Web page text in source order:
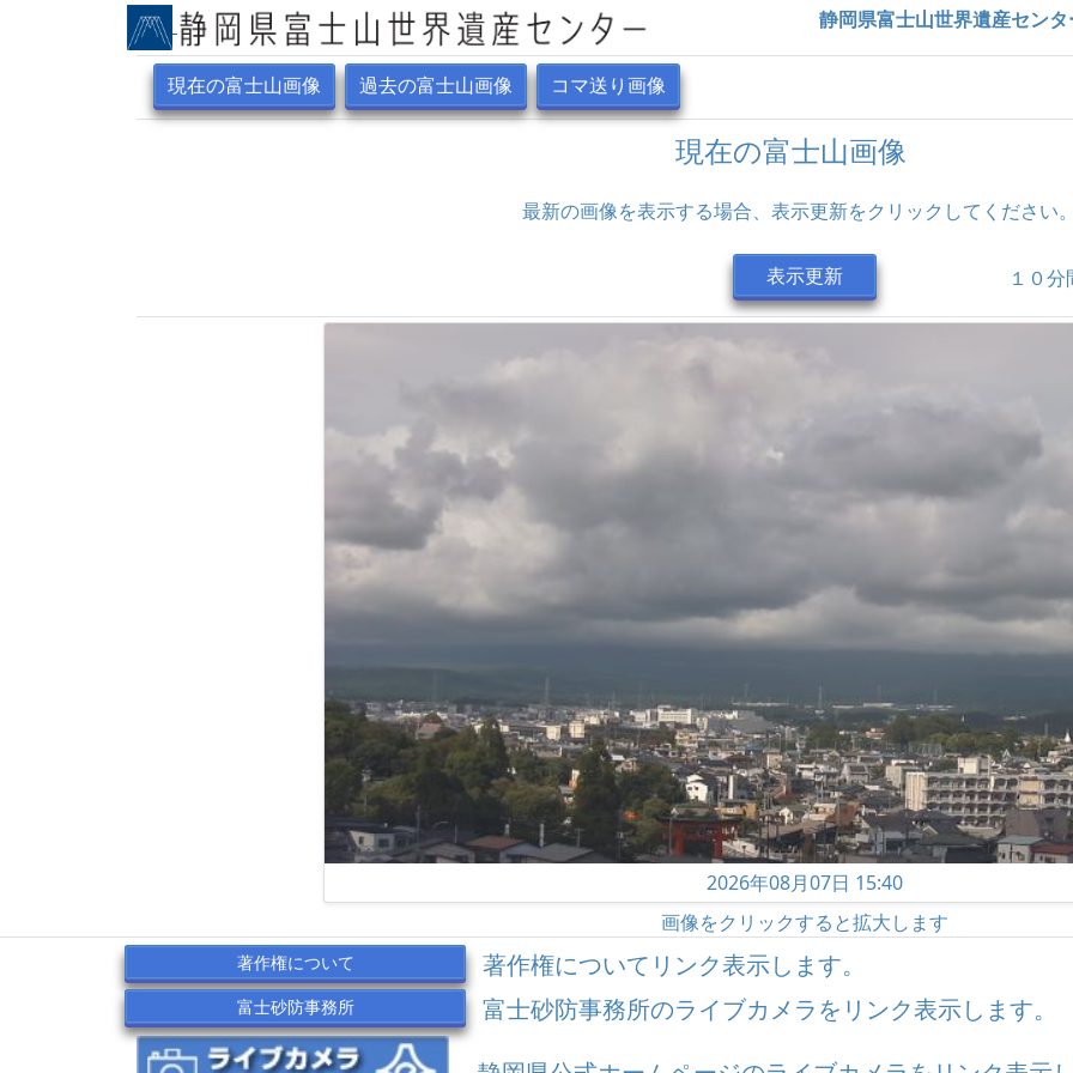
静岡県富士山世界遺産セン
現在の富士山画像 過去の富士山画像 コマ送り画像
現在の富士山画像
最新の画像を表示する場合、 表示更新をクリックしてください
表示更新 １０
2026年08月07日 15:40
画像をクリックすると拡大します
著作権について 著作権についてリンク表示します。
富士砂防事務所
富士砂防事務所のライブカメラをリンク表示します。